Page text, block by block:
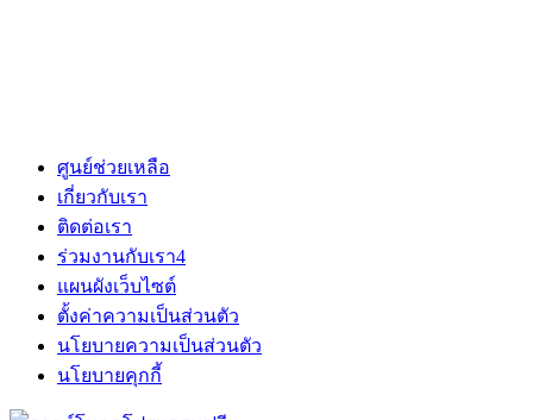
ศูนย์ช่วยเหลือ
เกี่ยวกับเรา
ติดต่อเรา
ร่วมงานกับเรา4
แผนผังเว็บไซต์
ตั้งค่าความเป็นส่วนตัว
นโยบายความเป็นส่วนตัว
นโยบายคุกกี้